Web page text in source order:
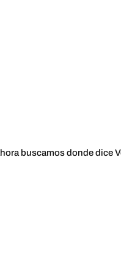
buscamos donde dice